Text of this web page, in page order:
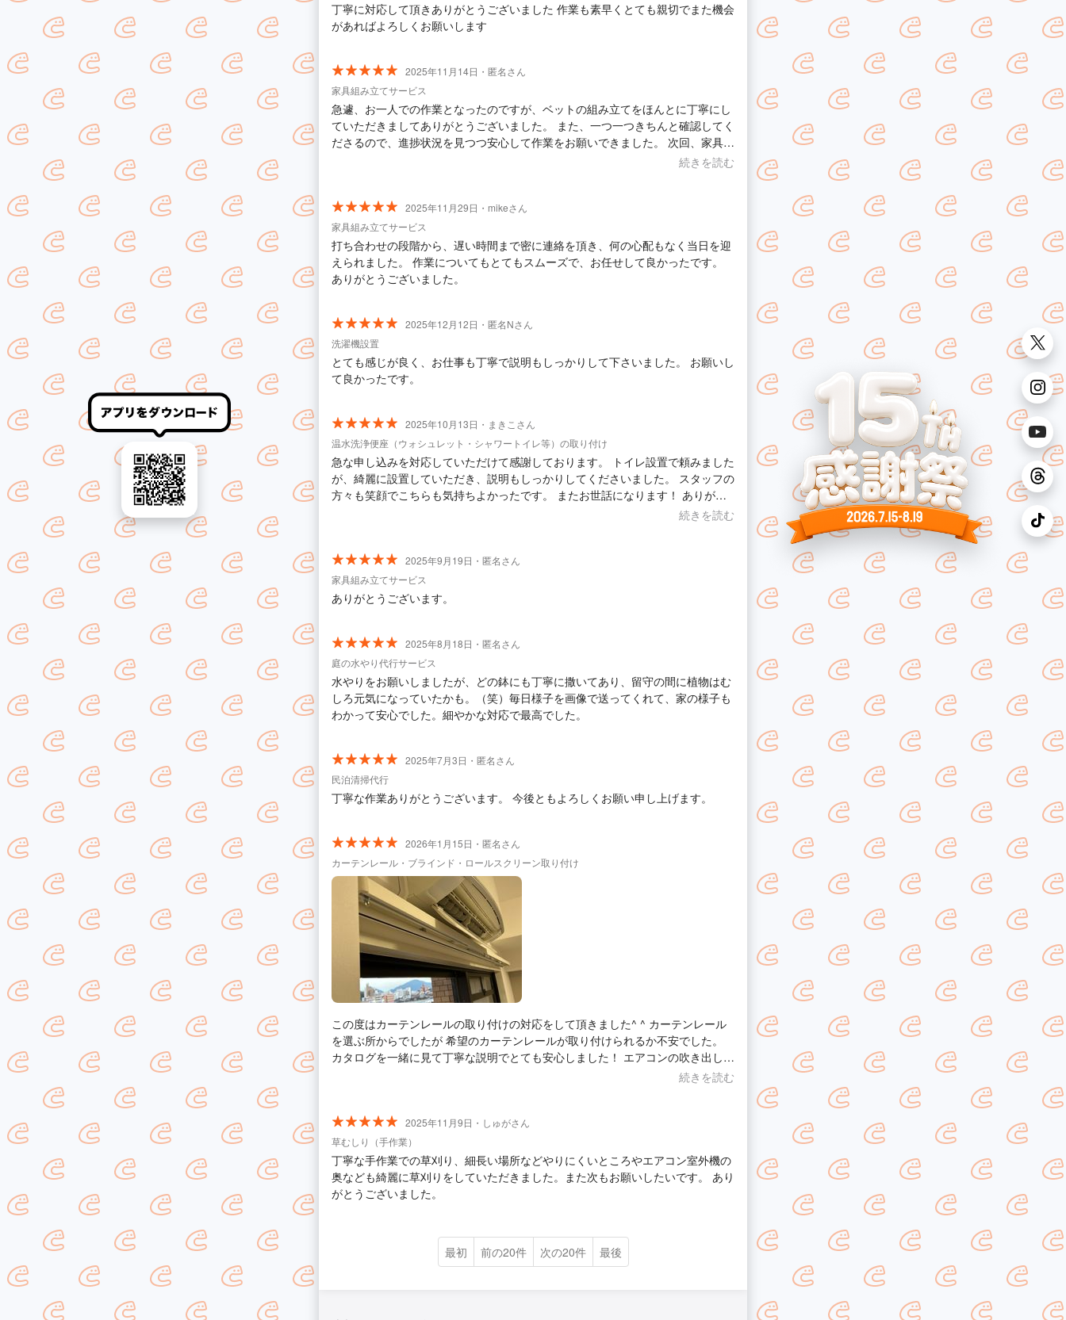
丁寧に対応して頂きありがとうございました 作業も素早くとても親切でまた機会
があればよろしくお願いします
2025年11月14日・匿名さん
家具組み立てサービス
急遽、お一人での作業となったのですが、ベットの組み立てをほんとに丁寧にし
ていただきましてありがとうございました。 また、一つ一つきちんと確認してく
ださるので、進捗状況を見つつ安心して作業をお願いできました。 次回、家具組
続きを読む
2025年11月29日・mikeさん
家具組み立てサービス
打ち合わせの段階から、遅い時間まで密に連絡を頂き、何の心配もなく当日を迎
えられました。 作業についてもとてもスムーズで、お任せして良かったです。
ありがとうございました。
2025年12月12日・匿名Nさん
洗濯機設置
とても感じが良く、お仕事も丁寧で説明もしっかりして下さいました。 お願いし
て良かったです。
2025年10月13日・まきこさん
温水洗浄便座（ウォシュレット・シャワートイレ等）の取り付け
急な申し込みを対応していただけて感謝しております。 トイレ設置で頼みました
が、綺麗に設置していただき、説明もしっかりしてくださいました。 スタッフの
方々も笑顔でこちらも気持ちよかったです。 またお世話になります！ ありがと
続きを読む
2025年9月19日・匿名さん
家具組み立てサービス
ありがとうございます。
2025年8月18日・匿名さん
庭の水やり代行サービス
水やりをお願いしましたが、どの鉢にも丁寧に撒いてあり、留守の間に植物はむ
しろ元気になっていたかも。（笑）毎日様子を画像で送ってくれて、家の様子も
わかって安心でした。細やかな対応で最高でした。
2025年7月3日・匿名さん
民泊清掃代行
丁寧な作業ありがとうございます。 今後ともよろしくお願い申し上げます。
2026年1月15日・匿名さん
カーテンレール・ブラインド・ロールスクリーン取り付け
この度はカーテンレールの取り付けの対応をして頂きました^ ^ カーテンレール
を選ぶ所からでしたが 希望のカーテンレールが取り付けられるか不安でした。
カタログを一緒に見て丁寧な説明でとても安心しました！ エアコンの吹き出し口
続きを読む
2025年11月9日・しゅがさん
草むしり（手作業）
丁寧な手作業での草刈り、細長い場所などやりにくいところやエアコン室外機の
奥なども綺麗に草刈りをしていただきました。また次もお願いしたいです。 あり
がとうございました。
最初 前の20件 次の20件 最後